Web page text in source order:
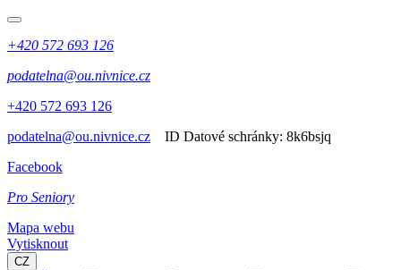
+420 572 693 126
podatelna@ou.nivnice.cz
+420 572 693 126
podatelna@ou.nivnice.cz
ID Datové schránky: 8k6bsjq
Facebook
Pro Seniory
Mapa webu
Vytisknout
CZ